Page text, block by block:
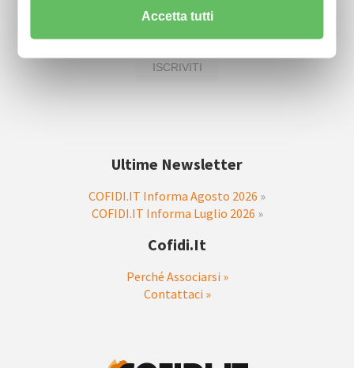
Ultime Newsletter
COFIDI.IT Informa Agosto 2026 »
COFIDI.IT Informa Luglio 2026 »
Cofidi.it
Perché Associarsi »
Contattaci »
Accetta tutti